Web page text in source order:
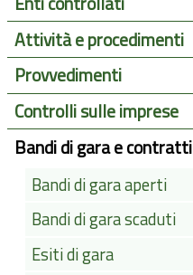
Attività e procedimenti
Provvedimenti
Controlli sulle imprese
Bandi di gara e contratti
Bandi di gara aperti
Bandi di gara scaduti
Esiti di gara